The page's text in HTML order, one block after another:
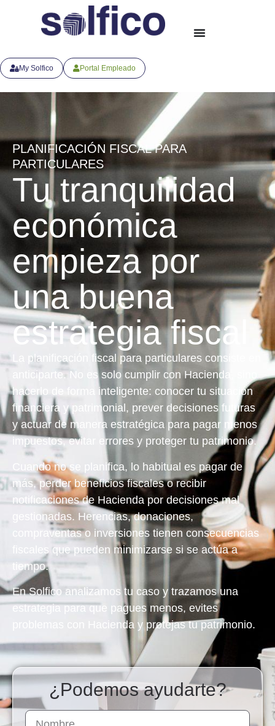
My Solfico Portal Empleado
PLANIFICACIÓN FISCAL PARA
PARTICULARES
Tu tranquilidad
económica
empieza por
una buena
estrategia fiscal
La planificación fiscal para particulares consiste en
anticiparte. No es solo cumplir con Hacienda, sino
hacerlo de forma inteligente: conocer tu situación
financiera y patrimonial, prever decisiones futuras
y actuar de manera estratégica para pagar menos
impuestos, evitar errores y proteger tu patrimonio.
Cuando no se planifica, lo habitual es pagar de
más, perder beneficios fiscales o recibir
notificaciones de Hacienda por decisiones mal
gestionadas. Herencias, donaciones,
compraventas o inversiones tienen consecuencias
fiscales que pueden minimizarse si se actúa a
tiempo.
En Solfico analizamos tu caso y trazamos una
estrategia para que pagues menos, evites
problemas con Hacienda y protejas tu patrimonio.
¿Podemos ayudarte?